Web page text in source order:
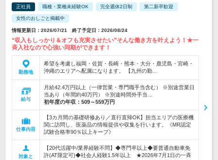
正社員 職種・業種未経験OK 完全週休2日制 第二新卒歓迎
女性のおしごと掲載中
情報更新日：2026/07/21 終了予定日：2026/08/24
“収入もしっかり＆オフも充実させたい”そんな働き方を叶えよう！★一
斉入社なので心強い同期ができます！
勤務地
希望を考慮し福岡・佐賀・長崎・熊本・大分・鹿児島・宮崎・
沖縄のエリアへ配属になります。 【九州の勤…
給与
月給42.4万円以上（一律営業・専門職手当含む） ※別途営業日
当あり（年間約40万円） ※別途時間外手当…
初年度の年収： 509～559万円
仕事内容
【3カ月間の基礎研修あり／直行直帰OK】担当エリアの医療機
関に訪問し、医薬品の情報提供や収集を行います。《MR認定
試験合格率90％以上キープ》
対象と
【20代活躍中/業界経験不問】◆専門卒以上◆要普通自動車免
許(AT限定可)◆社会人経験1.5年以上 ★2026年7月1日の一斉